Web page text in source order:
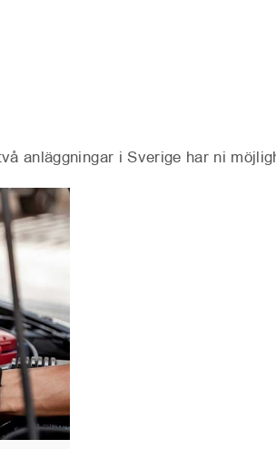
anläggningar i Sverige har ni